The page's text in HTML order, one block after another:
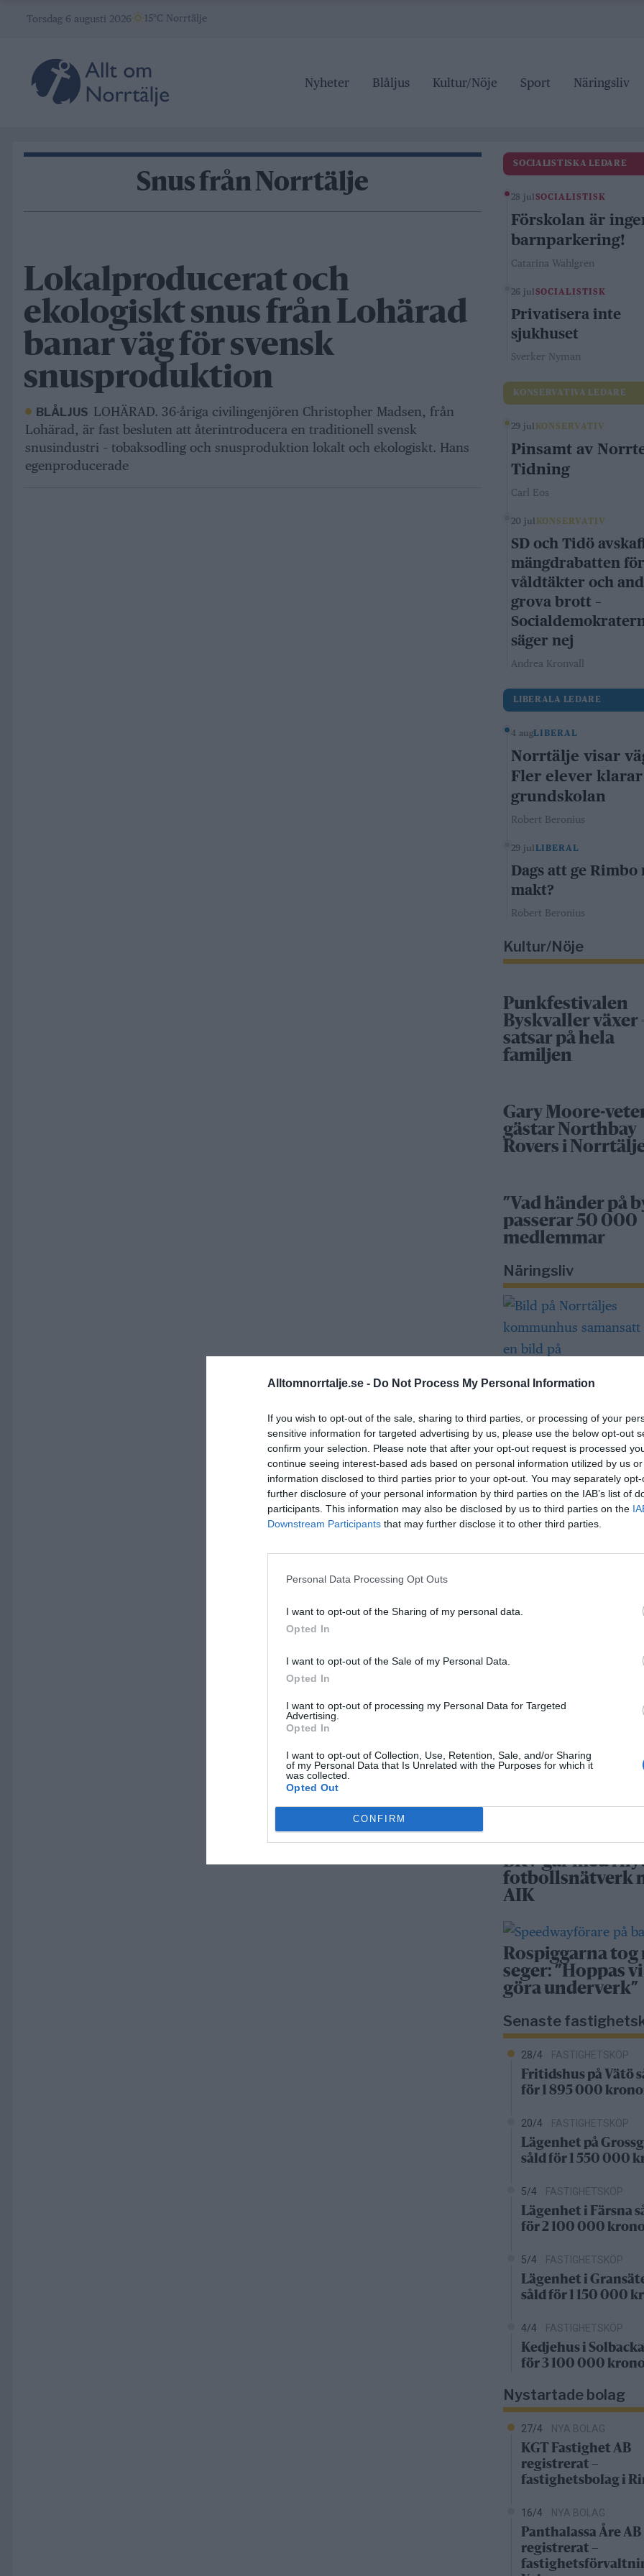
Alltomnorrtalje.se - Do Not Process My Personal Information
If you wish to opt-out of the sale, sharing to third parties, or processing of your
sensitive information for targeted advertising by us, please use the below opt-out
confirm your selection. Please note that after your opt-out request is processed
continue seeing interest-based ads based on personal information utilized by us
information disclosed to third parties prior to your opt-out. You may separately
further disclosure of your personal information by third parties on the IAB’s list of
participants. This information may also be disclosed by us to third parties on the
Downstream Participants that may further disclose it to other third parties.
Personal Data Processing Opt Outs
I want to opt-out of the Sharing of my personal data.
Opted In
I want to opt-out of the Sale of my Personal Data.
Opted In
I want to opt-out of processing my Personal Data for Targeted
Advertising.
Opted In
I want to opt-out of Collection, Use, Retention, Sale, and/or Sharing
of my Personal Data that Is Unrelated with the Purposes for which it
was collected.
Opted Out
CONFIRM
Torsdag 6 augusti 2026 15°C Norrtälje
Nyheter Blåljus Kultur/Nöje Sport Näringsliv
Snus från Norrtälje
Lokalproducerat och
ekologiskt snus från Lohärad
banar väg för svensk
snusproduktion
BLÅLJUS LOHÄRAD. 36-åriga civilingenjören Christopher Madsen, från
Lohärad, är fast besluten att återintroducera en traditionell svensk
snusindustri – tobaksodling och snusproduktion lokalt och ekologiskt. Hans
egenproducerade
SOCIALISTISKA LEDARE
28 jul SOCIALISTISK
Förskolan är
barnparkering!
Catarina Wahlgren
26 jul SOCIALISTISK
Privatisera inte
sjukhuset
Sverker Nyman
KONSERVATIVA LEDARE
29 jul KONSERVATIV
Pinsamt av
Tidning
Carl Eos
20 jul KONSERVATIV
SD och Tidö
mängdrabatten för
våldtäkter och
grova brott –
säger nej
Andrea Kronvall
LIBERALA LEDARE
4 augLIBERAL
Norrtälje visar
Fler elever klarar
grundskolan
Robert Beronius
29 jul LIBERAL
Dags att ge Rimbo
makt?
Robert Beronius
Kultur/Nöje
Punkfestivalen
Byskvaller växer
satsar på hela
familjen
Gary Moore-
gästar Northbay
Rovers i
”Vad händer på
passerar 50 000
medlemmar
Näringsliv
Så många är
Norrtälje
Bino
comeback – tar
Norrtälje – allt
Sport
Rospiggarna
mot serieledarna
BKV går med i
fotbollsnätverk
AIK
Rospiggarna tog
seger: ”Hoppas
göra underverk”
Senaste
28/4 FASTIGHETSKÖP
Fritidshus på Vätö
för 1 895 000
20/4 FASTIGHETSKÖP
Lägenhet på
såld för 1 550 000
5/4 FASTIGHETSKÖP
Lägenhet i Färsna
för 2 100 000
5/4 FASTIGHETSKÖP
Lägenhet i
såld för 1 150 000
4/4 FASTIGHETSKÖP
Kedjehus i
för 3 100 000
Nystartade bolag
27/4 NYA BOLAG
KGT Fastighet AB
registrerat –
fastighetsbolag i
16/4 NYA BOLAG
Panthalassa Åre AB
registrerat –